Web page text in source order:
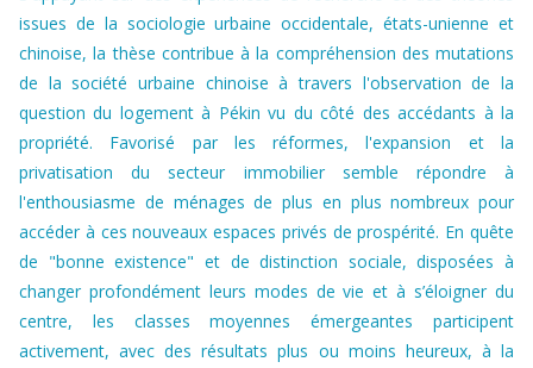
issues de la sociologie urbaine occidentale, états-unienne et
chinoise, la thèse contribue à la compréhension des mutations
de la société urbaine chinoise à travers l'observation de la
question du logement à Pékin vu du côté des accédants à la
propriété. Favorisé par les réformes, l'expansion et la
privatisation du secteur immobilier semble répondre à
l'enthousiasme de ménages de plus en plus nombreux pour
accéder à ces nouveaux espaces privés de prospérité. En quête
de "bonne existence" et de distinction sociale, disposées à
changer profondément leurs modes de vie et à s’éloigner du
centre, les classes moyennes émergeantes participent
activement, avec des résultats plus ou moins heureux, à la